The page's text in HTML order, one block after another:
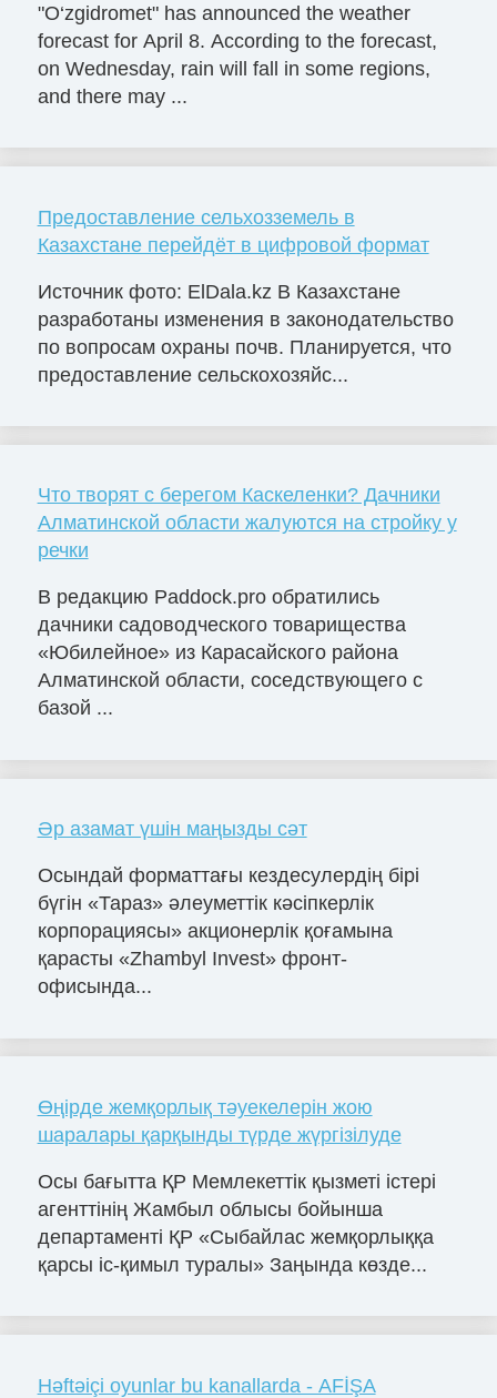
"O‘zgidromet" has announced the weather
forecast for April 8. According to the forecast,
on Wednesday, rain will fall in some regions,
and there may ...
Предоставление сельхозземель в
Казахстане перейдёт в цифровой формат
Источник фото: ElDala.kz В Казахстане
разработаны изменения в законодательство
по вопросам охраны почв. Планируется, что
предоставление сельскохозяйс...
Что творят с берегом Каскеленки? Дачники
Алматинской области жалуются на стройку у
речки
В редакцию Paddock.pro обратились
дачники садоводческого товарищества
«Юбилейное» из Карасайского района
Алматинской области, соседствующего с
базой ...
Әр азамат үшін маңызды сәт
Осындай форматтағы кездесулердің бірі
бүгін «Тараз» әлеуметтік кәсіпкерлік
корпорациясы» акционерлік қоғамына
қарасты «Zhambyl Invest» фронт-
офисында...
Өңірде жемқорлық тәуекелерін жою
шаралары қарқынды түрде жүргізілуде
Осы бағытта ҚР Мемлекеттік қызметі істері
агенттінің Жамбыл облысы бойынша
департаменті ҚР «Сыбайлас жемқорлыққа
қарсы іс-қимыл туралы» Заңында көзде...
Həftəiçi oyunlar bu kanallarda - AFİŞA